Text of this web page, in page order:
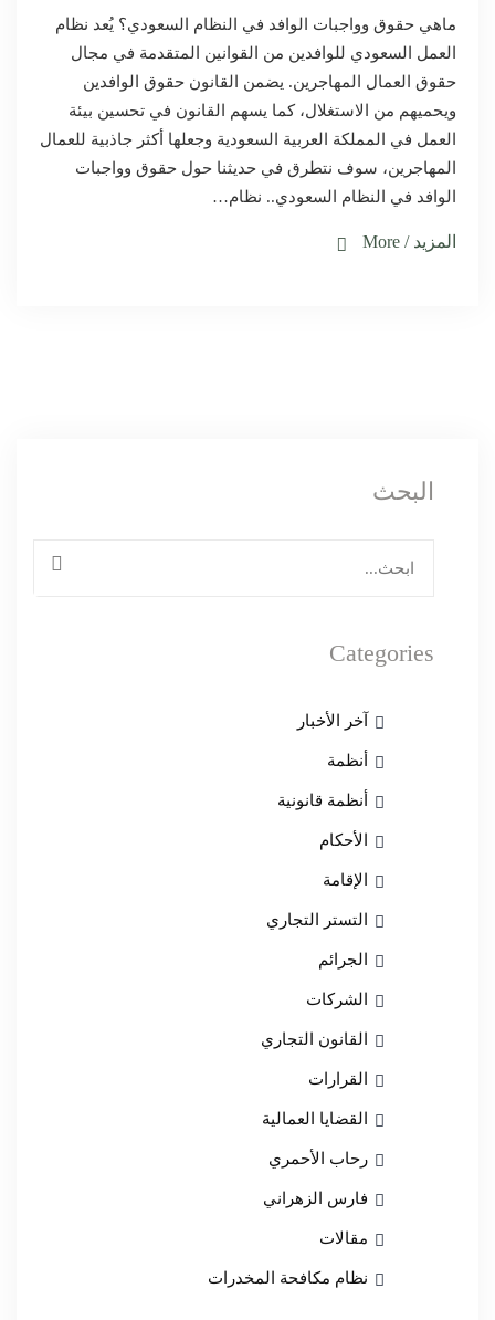
ماهي حقوق وواجبات الوافد في النظام السعودي؟ يُعد نظام
العمل السعودي للوافدين من القوانين المتقدمة في مجال
حقوق العمال المهاجرين. يضمن القانون حقوق الوافدين
ويحميهم من الاستغلال، كما يسهم القانون في تحسين بيئة
العمل في المملكة العربية السعودية وجعلها أكثر جاذبية للعمال
المهاجرين، سوف نتطرق في حديثنا حول حقوق وواجبات
الوافد في النظام السعودي.. نظام…
المزيد / More
البحث
Categories
آخر الأخبار
أنظمة
أنظمة قانونية
الأحكام
الإقامة
التستر التجاري
الجرائم
الشركات
القانون التجاري
القرارات
القضايا العمالية
رحاب الأحمري
فارس الزهراني
مقالات
نظام مكافحة المخدرات